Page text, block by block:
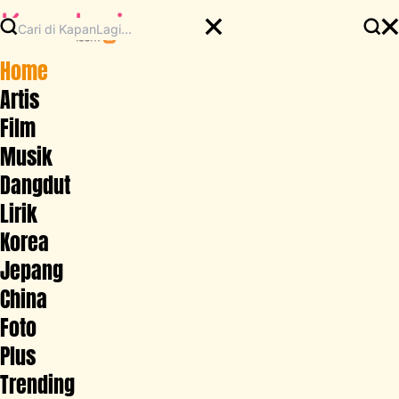
Home
Artis
Film
Musik
Dangdut
Lirik
Korea
Jepang
China
Foto
Plus
Trending